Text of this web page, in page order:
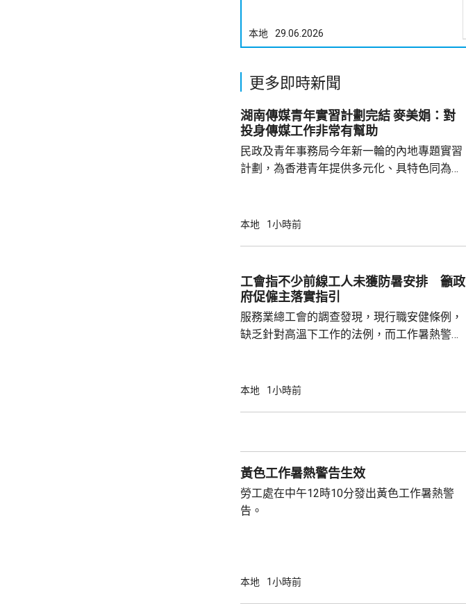
本地 29.06.2026
更多即時新聞
湖南傳媒青年實習計劃完結 麥美娟：對
投身傳媒工作非常有幫助
民政及青年事務局今年新一輪的內地專題實習
計劃，為香港青年提供多元化、具特色同為青
劃」，給予本港傳理系大專生參與節目製作。
等，深入認識內地媒體環境、行業運作及發展
趨勢，對將來投身傳媒工作非常有幫助。 民青
局常任秘書長李百全及副局長梁宏正，亦分...
本地 1小時前
工會指不少前線工人未獲防暑安排 籲政
府促僱主落實指引
服務業總工會的調查發現，現行職安健條例，
缺乏針對高溫下工作的法例，而工作暑熱警告
天氣下，要連續或間接在戶外工作逾4小時，
勞工處的《預防工作時中暑指引》，未有額外
的暑熱安排。 工會建議，把中暑列為可...
本地 1小時前
黃色工作暑熱警告生效
勞工處在中午12時10分發出黃色工作暑熱警
告。
本地 1小時前